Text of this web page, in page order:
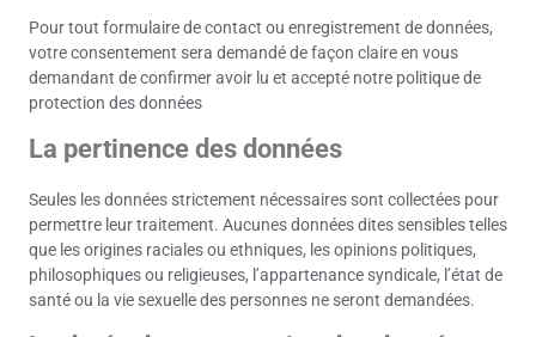
Pour tout formulaire de contact ou enregistrement de données,
votre consentement sera demandé de façon claire en vous
demandant de confirmer avoir lu et accepté notre politique de
protection des données
La pertinence des données
Seules les données strictement nécessaires sont collectées pour
permettre leur traitement. Aucunes données dites sensibles telles
que les origines raciales ou ethniques, les opinions politiques,
philosophiques ou religieuses, l’appartenance syndicale, l’état de
santé ou la vie sexuelle des personnes ne seront demandées.